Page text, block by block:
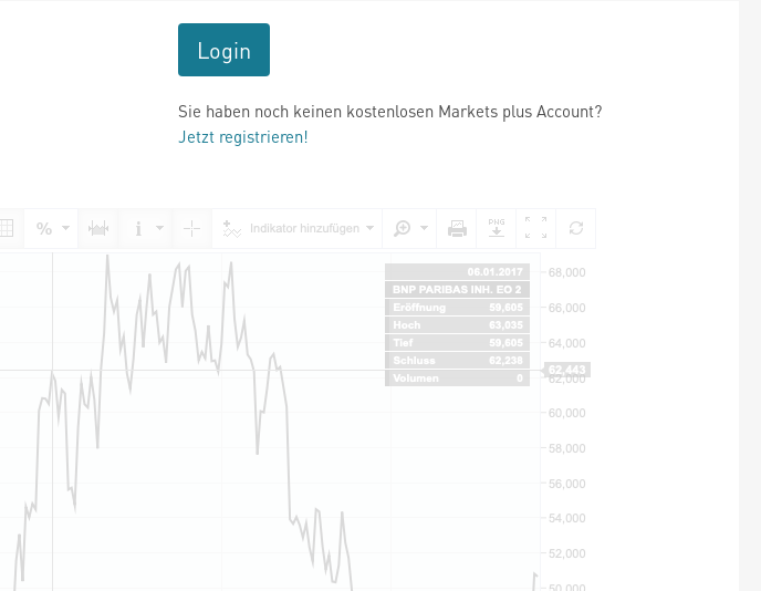
Login
Sie haben noch keinen kostenlosen Markets plus Account?
Jetzt registrieren!